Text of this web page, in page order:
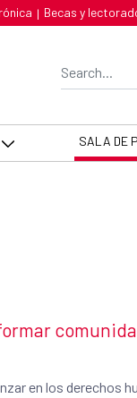
| Becas y
SALA DE
en los derechos